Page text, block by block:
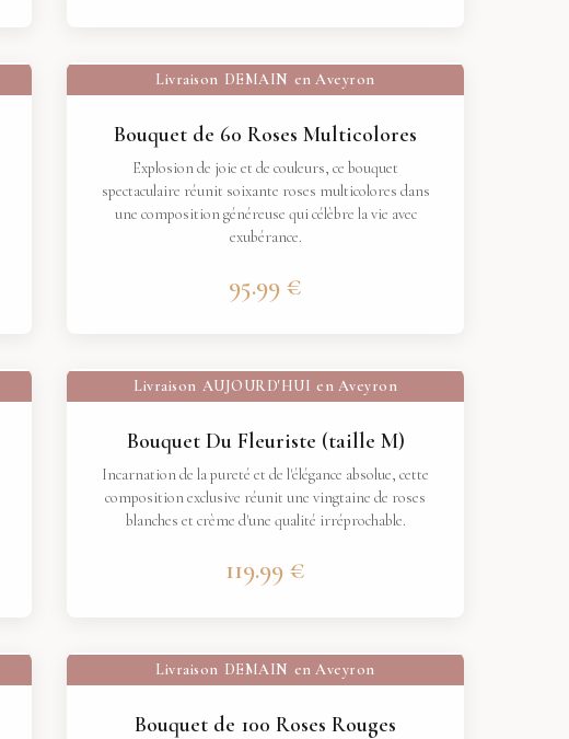
Livraison DEMAIN en Aveyron
Bouquet de 60 Roses Multicolores
Explosion de joie et de couleurs, ce bouquet
spectaculaire réunit soixante roses multicolores dans
une composition généreuse qui célèbre la vie avec
exubérance.
95.99 €
Livraison AUJOURD'HUI en Aveyron
Bouquet Du Fleuriste (taille M)
Incarnation de la pureté et de l'élégance absolue, cette
composition exclusive réunit une vingtaine de roses
blanches et crème d'une qualité irréprochable.
119.99 €
Livraison DEMAIN en Aveyron
Bouquet de 100 Roses Rouges